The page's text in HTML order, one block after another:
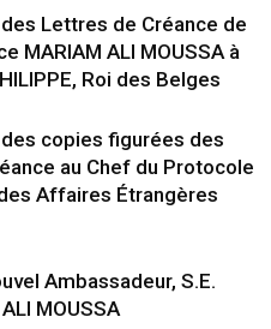
Lettres de Créance de
MARIAM ALI MOUSSA à
Roi des Belges
copies figurées des
au Chef du Protocole
Affaires Étrangères
Ambassadeur, S.E.
MOUSSA